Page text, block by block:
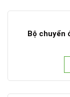
Bộ chuyển